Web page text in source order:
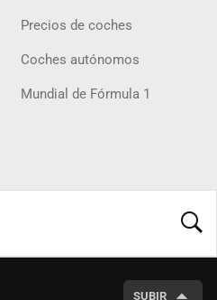
Precios de coches
Coches autónomos
Mundial de Fórmula 1
SUBIR